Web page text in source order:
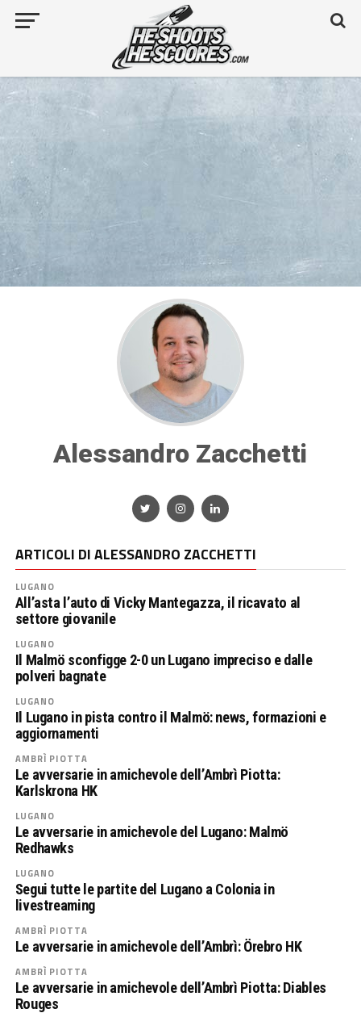
Alessandro Zacchetti
ARTICOLI DI ALESSANDRO ZACCHETTI
LUGANO
All’asta l’auto di Vicky Mantegazza, il ricavato al
settore giovanile
LUGANO
Il Malmö sconfigge 2-0 un Lugano impreciso e dalle
polveri bagnate
LUGANO
Il Lugano in pista contro il Malmö: news, formazioni e
aggiornamenti
AMBRÌ PIOTTA
Le avversarie in amichevole dell’Ambrì Piotta:
Karlskrona HK
LUGANO
Le avversarie in amichevole del Lugano: Malmö
Redhawks
LUGANO
Segui tutte le partite del Lugano a Colonia in
livestreaming
AMBRÌ PIOTTA
Le avversarie in amichevole dell’Ambrì: Örebro HK
AMBRÌ PIOTTA
Le avversarie in amichevole dell’Ambrì Piotta: Diables
Rouges